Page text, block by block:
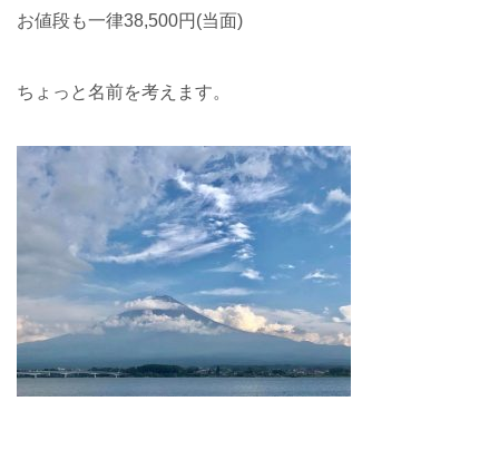
お値段も一律38,500円(当面)
ちょっと名前を考えます。